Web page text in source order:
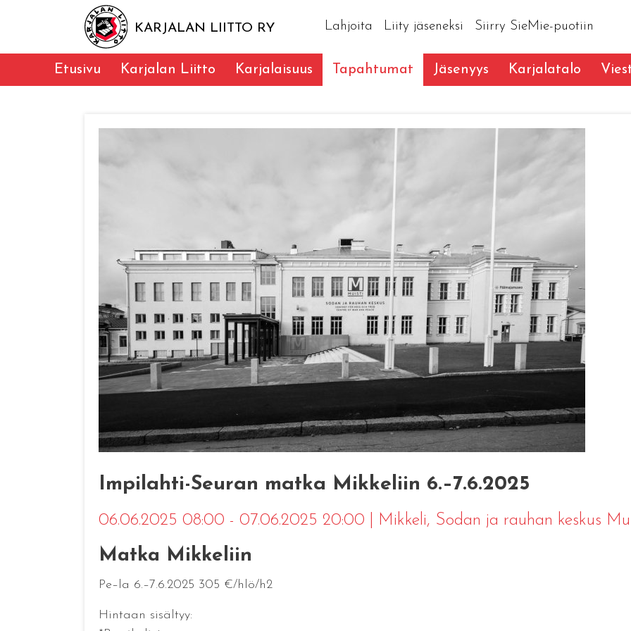
KARJALAN LIITTO RY Lahjoita Liity jäseneksi Siirry SieMie-puotiin
Etusivu Karjalan Liitto Karjalaisuus Tapahtumat Jäsenyys Karjalatalo
Impilahti-Seuran matka Mikkeliin 6.–7.6.2025
06.06.2025 08:00 - 07.06.2025 20:00 Mikkeli, Sodan ja rauhan keskus
Matka Mikkeliin
Pe–la 6.–7.6.2025 305 €/hlö/h2
Hintaan sisältyy: